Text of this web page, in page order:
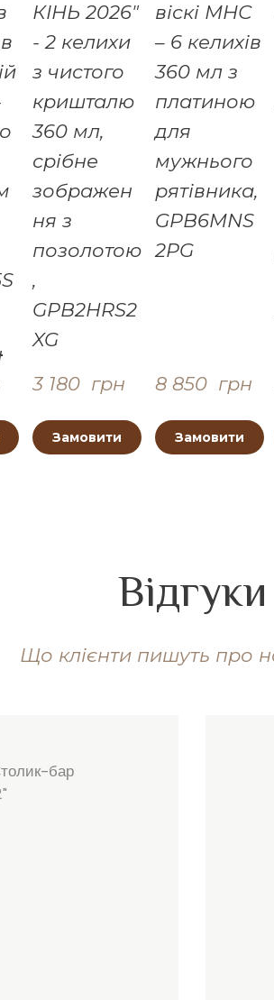
КIНЬ 2026"
- 2 келихи
з чистого
кришталю
360 мл,
срібне
зображен
ня з
позолотою
,
GPB2HRS2
XG
3 180  грн
Замовити
віскі МНС
– 6 келихів
360 мл з
платиною
для
мужнього
рятівника,
GPB6MNS
2PG
8 850  грн
Замовити
Відгуки
Що клієнти пишуть про
бар